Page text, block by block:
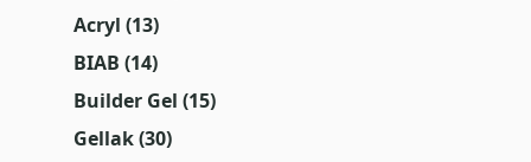
Acryl (13)
BIAB (14)
Builder Gel (15)
Gellak(30)